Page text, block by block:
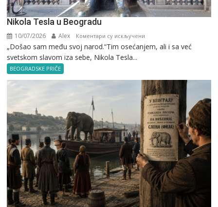
Nikola Tesla u Beogradu
10/07/2026 Alex Коментари су искључени
Nikola
Beogradu
„Došao sam među svoj narod.“Tim osećanjem, ali i sa već
svetskom slavom iza sebe, Nikola Tesla...
BEOGRADSKE PRIČE